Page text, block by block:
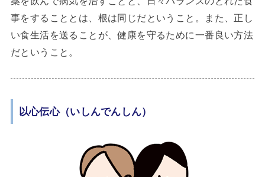
事をすることとは、根は同じだということ。また、正し
い食生活を送ることが、健康を守るために一番良い方法
だということ。
以心伝心（いしんでんしん）